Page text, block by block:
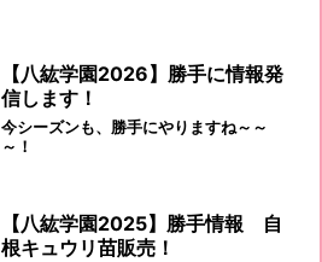
【八紘学園2026】勝手に情報発
信します！
今シーズンも、勝手にやりますね～～
～！
【八紘学園2025】勝手情報 自
根キュウリ苗販売！